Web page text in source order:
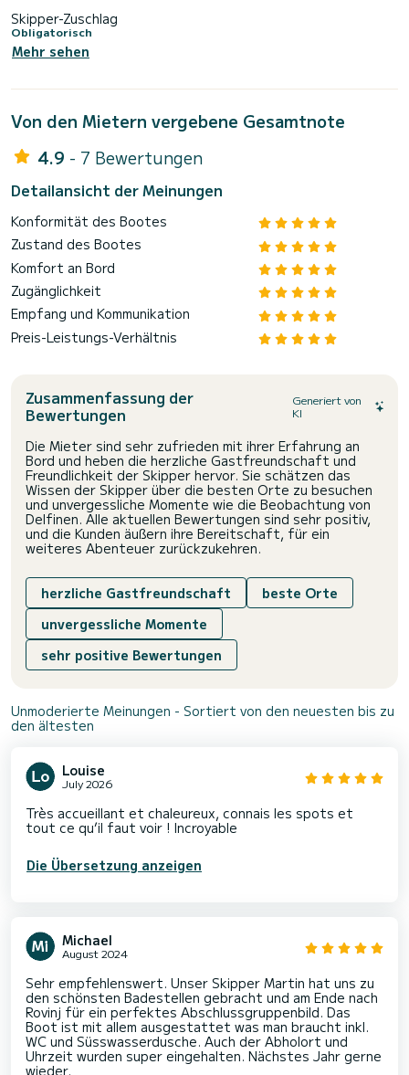
Skipper-Zuschlag
Obligatorisch
Mehr sehen
Von den Mietern vergebene Gesamtnote
4.9 - 7 Bewertungen
Detailansicht der Meinungen
Konformität des Bootes
Zustand des Bootes
Komfort an Bord
Zugänglichkeit
Empfang und Kommunikation
Preis-Leistungs-Verhältnis
Zusammenfassung der
Bewertungen
Generiert von
KI
Die Mieter sind sehr zufrieden mit ihrer Erfahrung an
Bord und heben die herzliche Gastfreundschaft und
Freundlichkeit der Skipper hervor. Sie schätzen das
Wissen der Skipper über die besten Orte zu besuchen
und unvergessliche Momente wie die Beobachtung von
Delfinen. Alle aktuellen Bewertungen sind sehr positiv,
und die Kunden äußern ihre Bereitschaft, für ein
weiteres Abenteuer zurückzukehren.
herzliche Gastfreundschaft
beste Orte
unvergessliche Momente
sehr positive Bewertungen
Unmoderierte Meinungen - Sortiert von den neuesten bis zu
den ältesten
Louise
July 2026
Très accueillant et chaleureux, connais les spots et
tout ce qu’il faut voir ! Incroyable
Die Übersetzung anzeigen
Michael
August 2024
Sehr empfehlenswert. Unser Skipper Martin hat uns zu
den schönsten Badestellen gebracht und am Ende nach
Rovinj für ein perfektes Abschlussgruppenbild. Das
Boot ist mit allem ausgestattet was man braucht inkl.
WC und Süsswasserdusche. Auch der Abholort und
Uhrzeit wurden super eingehalten. Nächstes Jahr gerne
wieder.